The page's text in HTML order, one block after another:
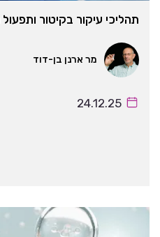
תהליכי עיקור בקיטור
מר ארנן בן-דוד
24.12.25